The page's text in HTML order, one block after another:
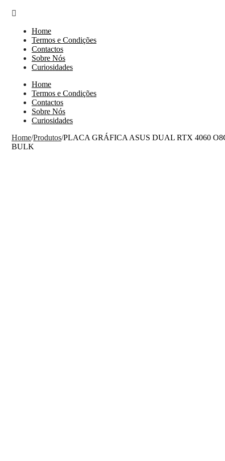
Home
Termos e Condições
Contactos
Sobre Nós
Curiosidades
Home
Termos e Condições
Contactos
Sobre Nós
Curiosidades
Home/Produtos/PLACA GRÁFICA ASUS DUAL RTX 4060
BULK